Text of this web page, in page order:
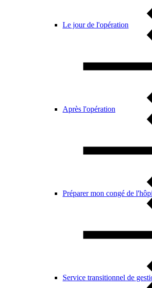
Le jour de l'opération
Après l'opération
Préparer mon congé de
Service transitionnel de